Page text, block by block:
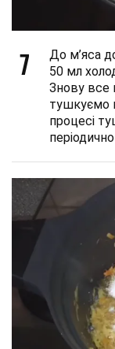
7
До м’яса
50 мл
Знову все
тушкуємо
процесі